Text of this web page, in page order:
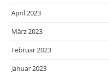
April 2023
März 2023
Februar 2023
Januar 2023